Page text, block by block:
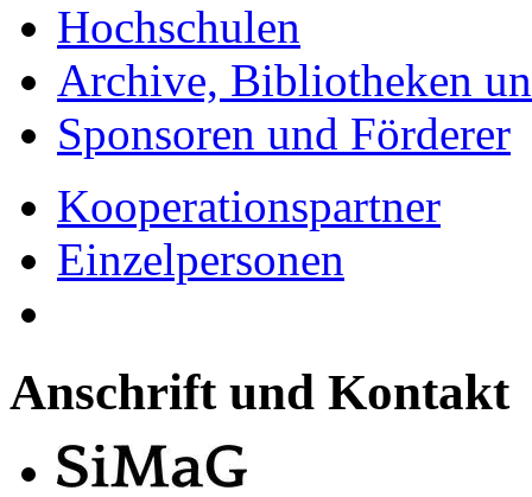
Hochschulen
Archive, Bibliotheken
Sponsoren und Förderer
Kooperationspartner
Einzelpersonen
Anschrift und Kontakt